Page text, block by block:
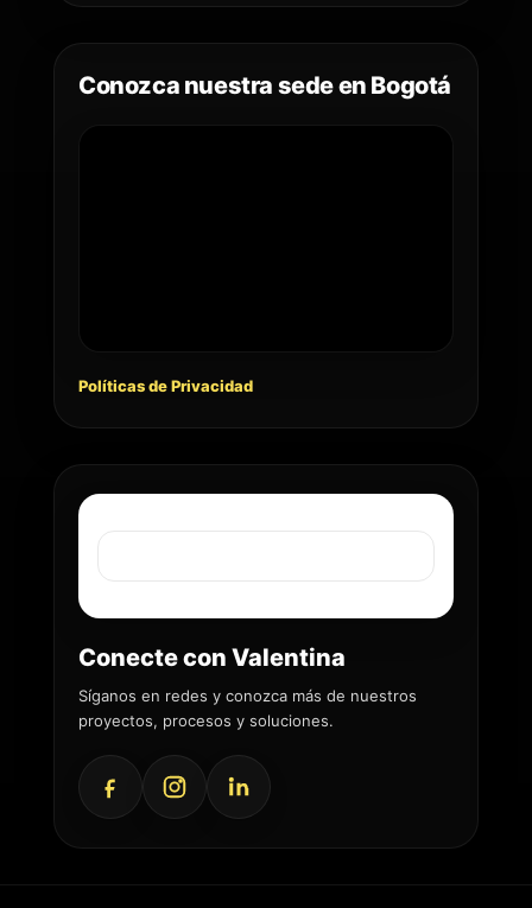
Conozca nuestra sede en Bogotá
Políticas de Privacidad
Conecte con Valentina
Síganos en redes y conozca más de nuestros
proyectos, procesos y soluciones.